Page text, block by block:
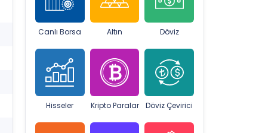
Canlı Borsa Altın Döviz
Hisseler Kripto Paralar Döviz Çevirici